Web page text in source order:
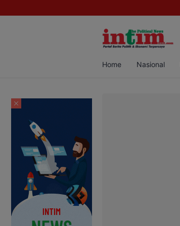
Sabu di Pangkalan Bun, Dua Pelaku Diamankan
Home Nasional